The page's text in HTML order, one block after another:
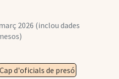
2026 (inclou dades
Cap d'oficials de presó